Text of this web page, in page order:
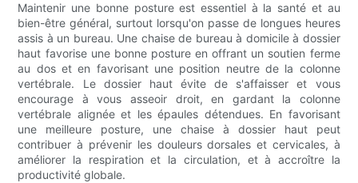
Maintenir une bonne posture est essentiel à la santé et au
bien-être général, surtout lorsqu'on passe de longues heures
assis à un bureau. Une chaise de bureau à domicile à dossier
haut favorise une bonne posture en offrant un soutien ferme
au dos et en favorisant une position neutre de la colonne
vertébrale. Le dossier haut évite de s'affaisser et vous
encourage à vous asseoir droit, en gardant la colonne
vertébrale alignée et les épaules détendues. En favorisant
une meilleure posture, une chaise à dossier haut peut
contribuer à prévenir les douleurs dorsales et cervicales, à
améliorer la respiration et la circulation, et à accroître la
productivité globale.